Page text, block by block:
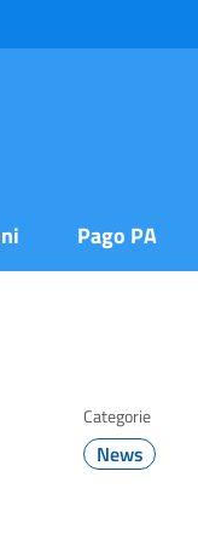
Pago PA
Categorie
News